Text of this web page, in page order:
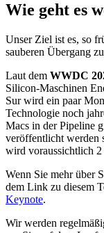
Wie geht es
Unser Ziel ist es, so
sauberen Übergang
Laut dem WWDC
Silicon-Maschinen
Sur wird ein paar
Technologie noch
Macs in der Pipeline
veröffentlicht werden
wird voraussichtlich 2
Wenn Sie mehr über
dem Link zu diesem
Keynote.
Wir werden